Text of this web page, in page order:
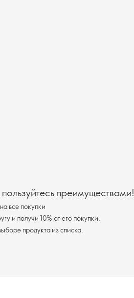
преимуществами!
все покупки
и получи 10% от его покупки.
доставка при выборе продукта из списка.